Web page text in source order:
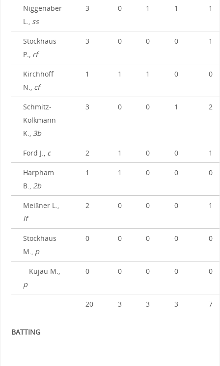
Niggenaber
L., ss
3 0 1 1 1
Stockhaus
P., rf
3 0 0 0 1
Kirchhoff
N., cf
1 1 1 0 0
Schmitz-
Kolkmann
K., 3b
3 0 0 1 2
Ford J., c 2 1 0 0 1
Harpham
B., 2b
1 1 0 0 0
Meißner L.,
lf
2 0 0 0 1
Stockhaus
M., p
0 0 0 0 0
Kujau M.,
p
0 0 0 0 0
20 3 3 3 7
BATTING
---